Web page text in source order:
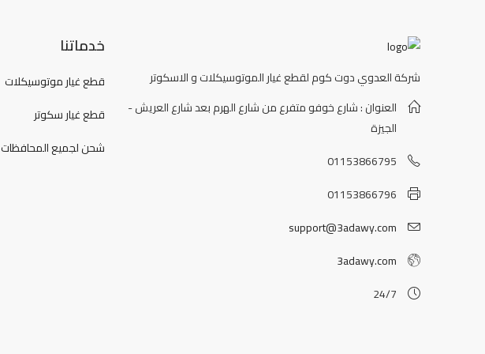
شركة العدوي دوت كوم لقطع غيار الموتوسيكلات و الاسكوتر
العنوان : شارع خوفو متفرع من شارع الهرم بعد شارع العريش -
الجيزة
01153866795
01153866796
support@3adawy.com
3adawy.com
24/7
خدماتنا
قطع غيار موتوسيكلات
قطع غيار سكوتر
شحن لجميع المحافظات